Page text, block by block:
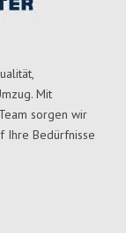
Mit
sorgen wir
Ihre Bedürfnisse